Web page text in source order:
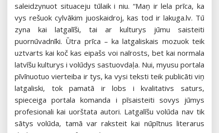
saleidzynuot situaceju tūlaik i niu. “Maņ ir lela prīca, ka
vys rešuok cylvākim juoskaidroj, kas tod ir lakuga.lv. Tū
zyna kai latgalīši, tai ar kulturys jūmu saisteiti
puornūvadnīki. Ūtra prīca – ka latgaliskais mozuok teik
uztvarts kai koč kas eipašs voi naīrosts, bet kai normala
latvīšu kulturys i volūdys sastuovdaļa. Nui, myusu portala
pīvīnuotuo vierteiba ir tys, ka vysi teksti teik publicāti viņ
latgaliski, tok pamatā ir lobs i kvalitativs saturs,
spieceiga portala komanda i pīsaisteiti sovys jūmys
profesionali kai uorštata autori. Latgalīšu volūda nav tik
sātys volūda, tamā var raksteit kai nūpītnus literarus